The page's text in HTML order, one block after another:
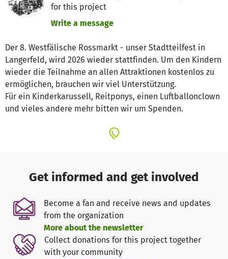
for this project
Write a message
Der 8. Westfälische Rossmarkt - unser Stadtteilfest in
Langerfeld, wird 2026 wieder stattfinden. Um den Kindern
wieder die Teilnahme an allen Attraktionen kostenlos zu
ermöglichen, brauchen wir viel Unterstützung.
Für ein Kinderkarussell, Reitponys, einen Luftballonclown
und vieles andere mehr bitten wir um Spenden.
Get informed and get involved
Become a fan and receive news and updates
from the organization
More about the newsletter
Collect donations for this project together
with your community